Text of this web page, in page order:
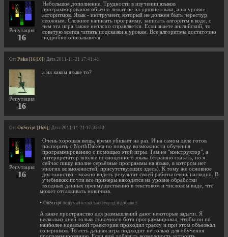
Репутация
16
Небольшое дополнение. Трудности в изучении языков
программирования обычно лежат не на уровне языка, а на уровне
алгоритмов. Язык - инструмент, который не должен быть чересчур
сложным. Сложнее написать программу, записать алгоритм в коде, с
чем эта игра также неплохо справляется. Если знаете английский, то
советую всегда читать подсказки к урокам. Все алгоритмы достаточно
подробно описываются.
От: Paka [16|10] | Дата 2011-11-21 17:41:41
Репутация
16
а на каком языке то?
От: OnScript [16|6] | Дата 2011-11-21 17:33:30
Репутация
16
Очень хорошая вещь, время убивает на раз. И на самом деле готов
поспорить с NorthDakota по поводу возможности обучения
программированию с помощью этой игры. Там не "конструктор", а
интерпретатор вполне полноценного языка (страшно сказать, но я
сейчас пишу вполне серьёзные программы на языке, в котором нет
многих возможностей, присутствующих здесь). К тому же основное
достоинство - можно видеть результат своей работы очень наглядно. В
учебниках почти все примеры находятся на уровне обработки
входных данных преимущественно в текстовом и числовом виде, что
может отталкивать новичков.
• OnScript подумал несколько секунд и добавил:
А какое пространство для размышлений дают некоторые задачи. Я
несколько дней только гоночного бота программировал, чтобы он по
наиболее идеальной траектории проходил трассу и при этом объезжал
соперников. То есть данная игра подходит не только для обучения